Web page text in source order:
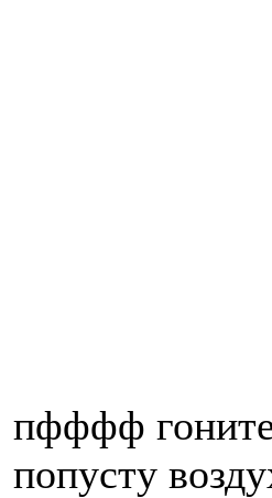
пфффф
попусту